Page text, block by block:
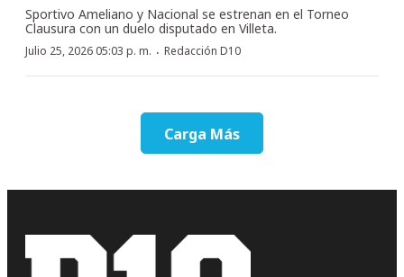
Sportivo Ameliano y Nacional se estrenan en el Torneo
Clausura con un duelo disputado en Villeta.
Julio 25, 2026 05:03 p. m. · Redacción D10
Carga Más